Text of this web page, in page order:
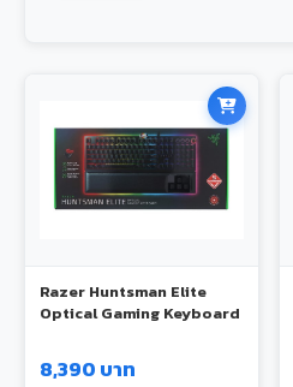
Razer Huntsman Elite
Optical Gaming Keyboard
8,390 บาท